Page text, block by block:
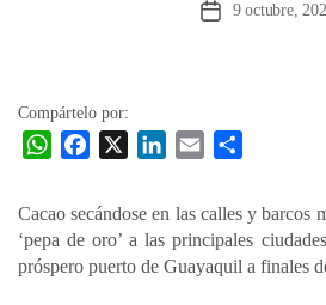
Fecha9 octubre,
Compártelo por:
W
s
b
e
l
p
a
Cacao secándose en las calles y barcos
‘pepa de oro’ a las principales
próspero puerto de Guayaquil a finales